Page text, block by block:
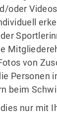
oder
von
Personen
beim
nur mit